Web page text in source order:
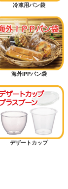
冷凍用パン袋
海外IPPパン袋
デザートカップ